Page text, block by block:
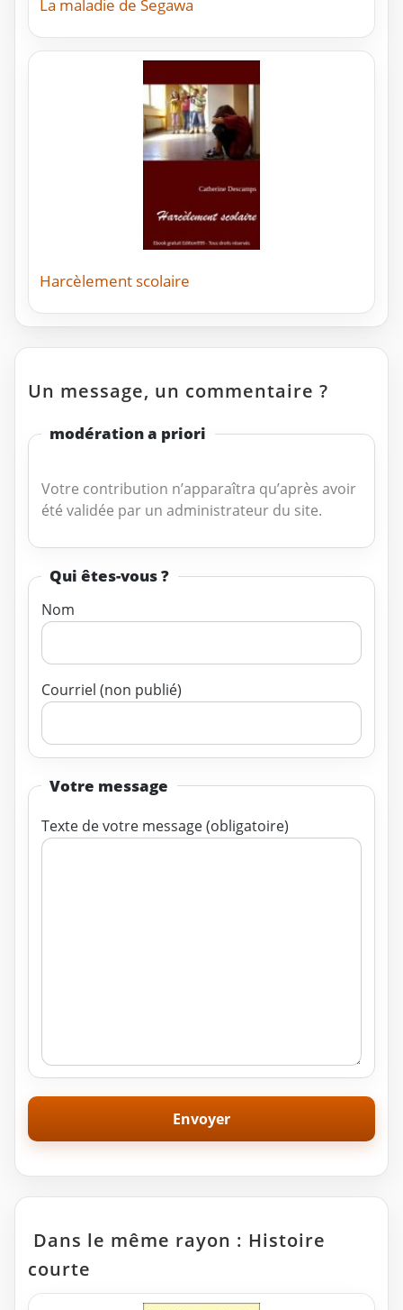
La maladie de Segawa
Harcèlement scolaire
Un message, un commentaire ?
modération a priori
Votre contribution n’apparaîtra qu’après avoir
été validée par un administrateur du site.
Qui êtes-vous ?
Nom
Courriel (non publié)
Votre message
Texte de votre message (obligatoire)
Dans le même rayon : Histoire
courte